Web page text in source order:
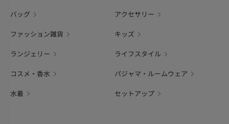
バッグ アクセサリー
ファッション雑貨 キッズ
ランジェリー ライフスタイル
コスメ・香水 パジャマ・ルームウェア
水着 セットアップ